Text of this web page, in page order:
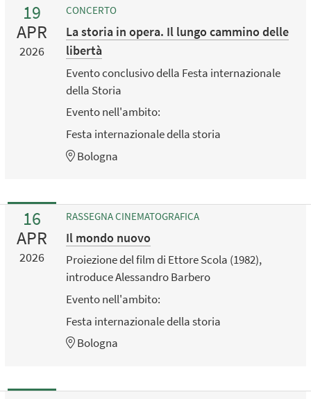
19
APR
2026
CONCERTO
La storia in opera. Il lungo cammino delle
libertà
Evento conclusivo della Festa internazionale
della Storia
Evento nell'ambito:
Festa internazionale della storia
Bologna
16
APR
2026
RASSEGNA CINEMATOGRAFICA
Il mondo nuovo
Proiezione del film di Ettore Scola (1982),
introduce Alessandro Barbero
Evento nell'ambito:
Festa internazionale della storia
Bologna